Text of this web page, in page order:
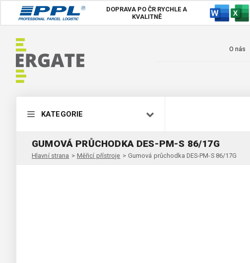
DOPRAVA PO ČR RYCHLE A
KVALITNĚ
O nás
KATEGORIE
GUMOVÁ PRŮCHODKA DES-PM-S 86/17G
Hlavní strana > Měřicí přístroje > Gumová průchodka DES-PM-S 86/17G